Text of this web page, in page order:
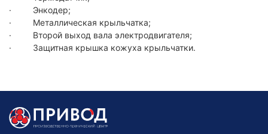
· Энкодер;
· Металлическая крыльчатка;
· Второй выход вала электродвигателя;
· Защитная крышка кожуха крыльчатки.